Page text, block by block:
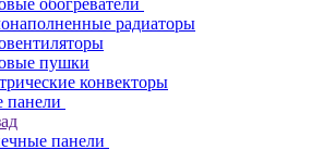
обогреватели
радиаторы
пушки
конвекторы
панели
панели